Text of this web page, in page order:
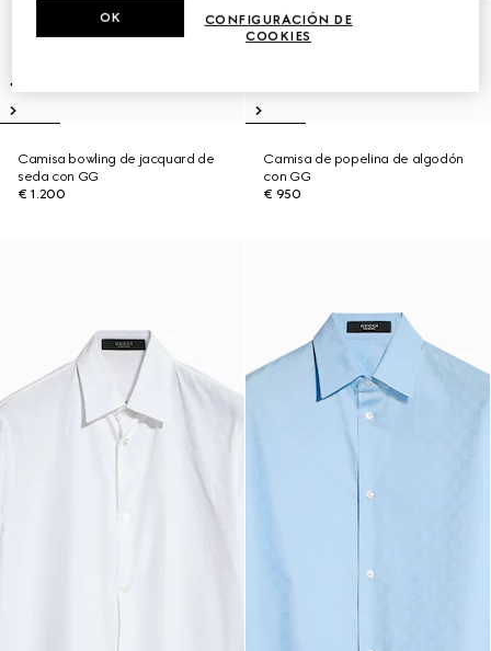
Camisa bowling de jacquard de
seda con GG
€ 1.200
Camisa de popelina de algodón
con GG
€ 950
CONFIGURACIÓN DE
COOKIES
OK